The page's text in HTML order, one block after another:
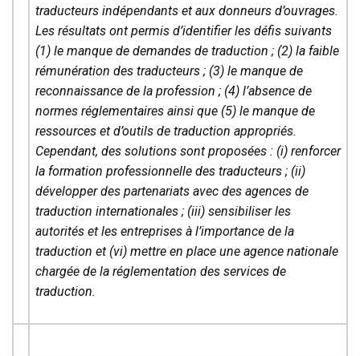
traducteurs indépendants et aux donneurs d’ouvrages.
Les résultats ont permis d’identifier les défis suivants
(1) le manque de demandes de traduction ; (2) la faible
rémunération des traducteurs ; (3) le manque de
reconnaissance de la profession ; (4) l’absence de
normes réglementaires ainsi que (5) le manque de
ressources et d’outils de traduction appropriés.
Cependant, des solutions sont proposées : (i) renforcer
la formation professionnelle des traducteurs ; (ii)
développer des partenariats avec des agences de
traduction internationales ; (iii) sensibiliser les
autorités et les entreprises à l’importance de la
traduction et (vi) mettre en place une agence nationale
chargée de la réglementation des services de
traduction.